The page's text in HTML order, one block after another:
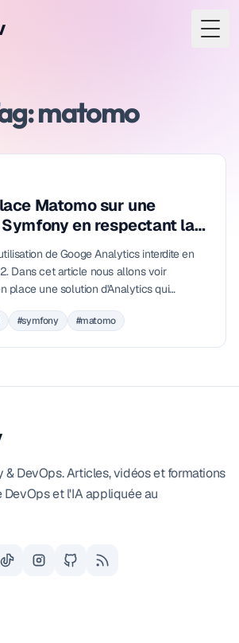
matomo
Matomo sur une
en respectant la
de Googe Analytics interdite en
Dans cet article nous allons voir
place une solution d'Analytics qui
#symfony #matomo
& DevOps. Articles, vidéos et formations
DevOps et l'IA appliquée au